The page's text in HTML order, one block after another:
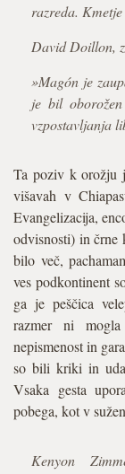
razreda.
David Doillon,
»Magón je
je bil
vzpostavljanja
Ta poziv k orožju
višavah v
Evangelizacija,
odvisnosti) in črne
bilo več,
ves podkontinent
ga je peščica
razmer ni
nepismenost in
so bili kriki in
Vsaka gesta
pobega, kot v
Kenyon